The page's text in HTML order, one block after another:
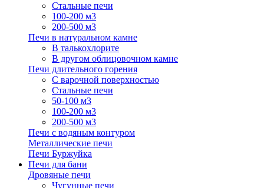
Стальные печи
100-200 м3
200-500 м3
Печи в натуральном камне
В талькохлорите
В другом облицовочном камне
Печи длительного горения
С варочной поверхностью
Стальные печи
50-100 м3
100-200 м3
200-500 м3
Печи с водяным контуром
Металлические печи
Печи Буржуйка
Печи для бани
Дровяные печи
Чугунные печи